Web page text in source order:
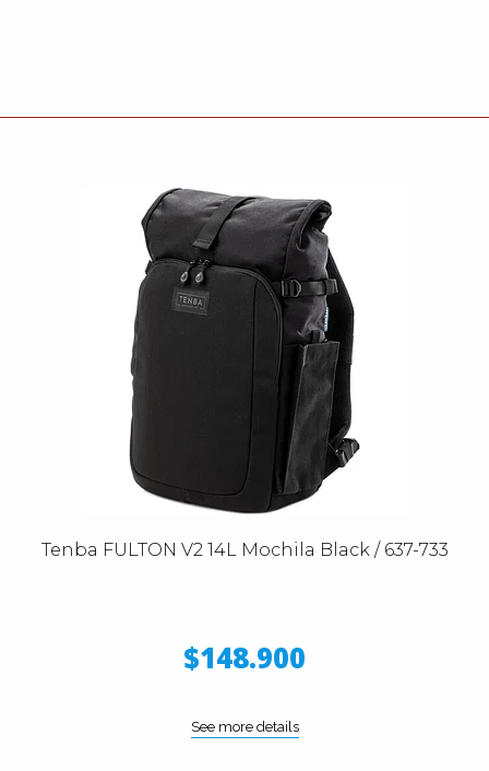
Tenba FULTON V2 14L Mochila Black / 637-733
$148.900
See more details